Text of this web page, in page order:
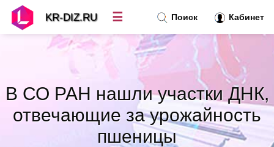
В СО РАН нашли участки ДНК,
отвечающие за урожайность
пшеницы
Поиск Кабинет
KR-DIZ.RU ☰
Топ новостей»